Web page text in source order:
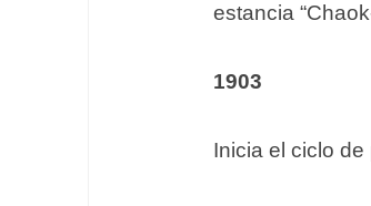
estancia
1903
Inicia el ciclo